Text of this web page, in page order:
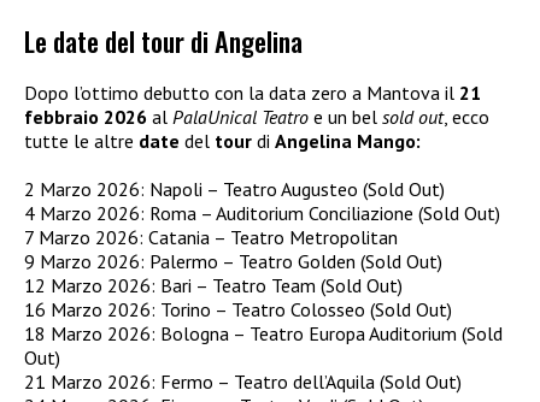
Le date del tour di Angelina
Dopo l’ottimo debutto con la data zero a Mantova il 21
febbraio 2026 al PalaUnical Teatro e un bel sold out, ecco
tutte le altre date del tour di Angelina Mango:
2 Marzo 2026: Napoli – Teatro Augusteo (Sold Out)
4 Marzo 2026: Roma – Auditorium Conciliazione (Sold Out)
7 Marzo 2026: Catania – Teatro Metropolitan
9 Marzo 2026: Palermo – Teatro Golden (Sold Out)
12 Marzo 2026: Bari – Teatro Team (Sold Out)
16 Marzo 2026: Torino – Teatro Colosseo (Sold Out)
18 Marzo 2026: Bologna – Teatro Europa Auditorium (Sold
Out)
21 Marzo 2026: Fermo – Teatro dell’Aquila (Sold Out)